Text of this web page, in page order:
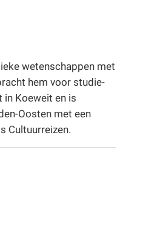
wetenschappen met
hem voor studie-
Koeweit en is
Oosten met een
Cultuurreizen.